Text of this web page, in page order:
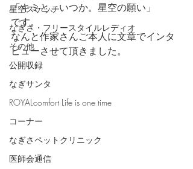
星空スケッチ
なぎさ・フリースタイルレディオ
その他
公開収録
なぎサンタ
ROYALcomfort Life is one time
コーナー
なぎさペットクリニック
医師会通信
「キミと、いつか。星空の願い」
です。
なんと作家さんご本人に文章でインタ
ビューさせて頂きました。